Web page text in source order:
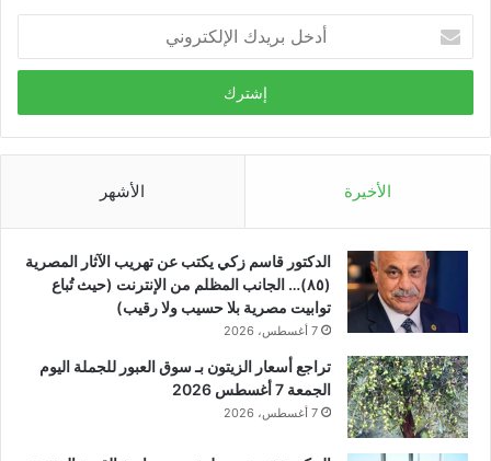
بريدك
الإلكتروني
الأخيرة الأشهر
الدكتور قاسم زكي يكتب عن تهريب الآثار المصرية
(٨٥)… الجانب المظلم من الإنترنت (حيث تُباع
توابيت مصرية بلا حسيب ولا رقيب)
7 أغسطس، 2026
تراجع أسعار الزيتون بـ سوق العبور للجملة اليوم
الجمعة 7 أغسطس 2026
7 أغسطس، 2026